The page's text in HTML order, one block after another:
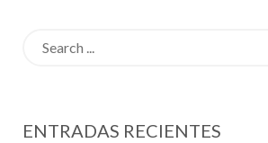
ENTRADAS RECIENTES